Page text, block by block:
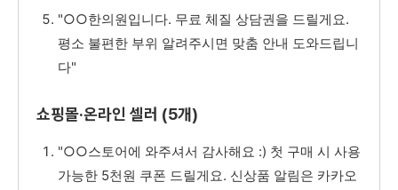
"○○한의원입니다. 무료 체질 상담권을 드릴게요.
평소 불편한 부위 알려주시면 맞춤 안내 도와드립니
다"
쇼핑몰·온라인 셀러 (5개)
"○○스토어에 와주셔서 감사해요 :) 첫 구매 시 사용
가능한 5천원 쿠폰 드릴게요. 신상품 알림은 카카오